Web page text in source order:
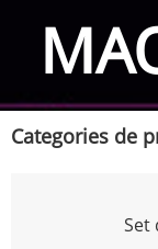
Categories de
Set